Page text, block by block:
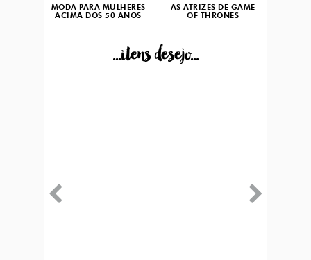
MODA PARA MULHERES
ACIMA DOS 50 ANOS
AS ATRIZES DE GAME
OF THRONES
...itens desejo...